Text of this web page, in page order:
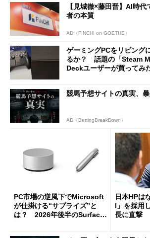
た
【見城徹×藤田晋】AI時
者の本質
AD（FINCHI on GOETHE）
ゲーミングPCをリビング
るか？ 話題の「Steam
Deckユーザーが買ってみ
競馬予想サイトの真実、暴
AD（BettingBreakDown）
PC市場の逆風下でMicrosoft
が仕掛ける“サプライズ”と
は？ 2026年後半のSurface
日本HPは
I」を採用
長に直撃